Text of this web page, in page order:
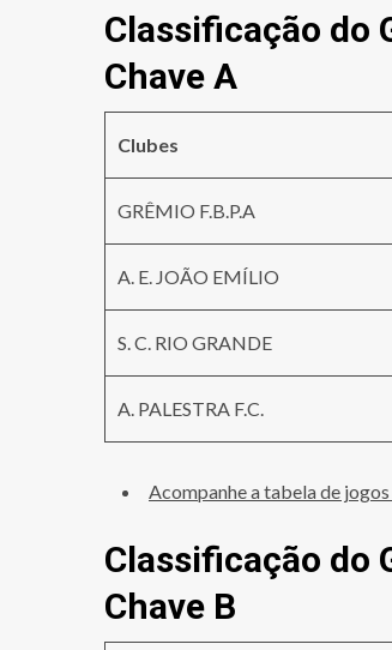
Classificação do
Chave A
Clubes
GRÊMIO F.B.P.A
A. E. JOÃO EMÍLIO
S. C. RIO GRANDE
A. PALESTRA F.C.
Acompanhe a tabela de
Classificação do
Chave B